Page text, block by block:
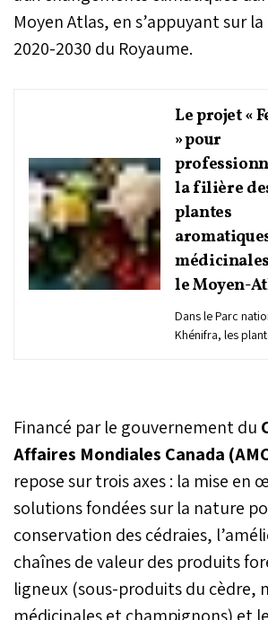
Moyen Atlas, en s’appuyant sur
2020-2030 du Royaume.
Le projet «
» pour
la filière
plantes
le Moyen-
Dans le Parc
Khénifra, les
exploitée. Face
pratiques de
souvent
projet «Ferma»
ambitionne de
professionnaliser
en formant des
coopératives
aux normes de
durable et en
Financé par le gouvernement du
Affaires Mondiales Canada
repose sur trois axes : la mise en
solutions fondées sur la nature
conservation des cédraies,
chaînes de valeur des produits
ligneux (sous-produits du cèdre,